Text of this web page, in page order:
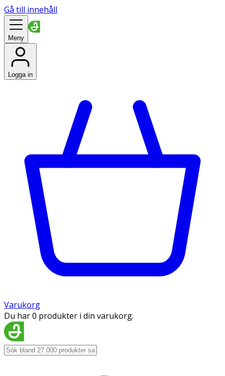
Gå till innehåll
Meny
Logga in
Varukorg
Du har 0 produkter i din varukorg.